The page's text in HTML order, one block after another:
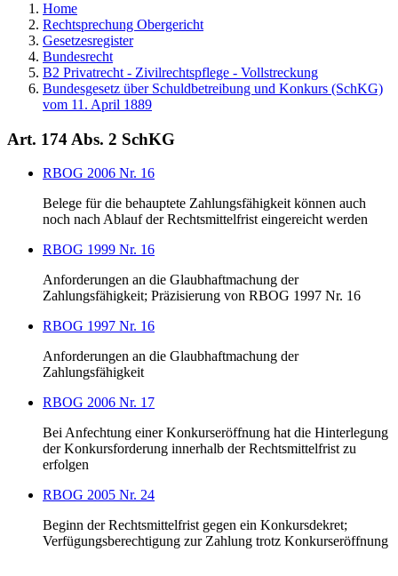
Home
Rechtsprechung Obergericht
Gesetzesregister
Bundesrecht
B2 Privatrecht - Zivilrechtspflege - Vollstreckung
Bundesgesetz über Schuldbetreibung und Konkurs (SchKG)
vom 11. April 1889
Art. 174 Abs. 2 SchKG
RBOG 2006 Nr. 16
Belege für die behauptete Zahlungsfähigkeit können auch
noch nach Ablauf der Rechtsmittelfrist eingereicht werden
RBOG 1999 Nr. 16
Anforderungen an die Glaubhaftmachung der
Zahlungsfähigkeit; Präzisierung von RBOG 1997 Nr. 16
RBOG 1997 Nr. 16
Anforderungen an die Glaubhaftmachung der
Zahlungsfähigkeit
RBOG 2006 Nr. 17
Bei Anfechtung einer Konkurseröffnung hat die Hinterlegung
der Konkursforderung innerhalb der Rechtsmittelfrist zu
erfolgen
RBOG 2005 Nr. 24
Beginn der Rechtsmittelfrist gegen ein Konkursdekret;
Verfügungsberechtigung zur Zahlung trotz Konkurseröffnung